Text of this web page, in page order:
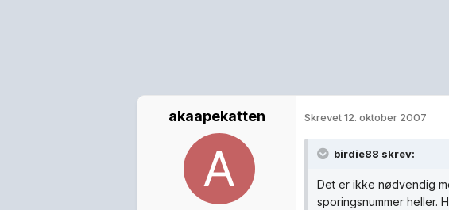
akaapekatten Skrevet12. oktober 2007
birdie88 skrev:
Det er ikke nødvendig
sporingsnummer heller.